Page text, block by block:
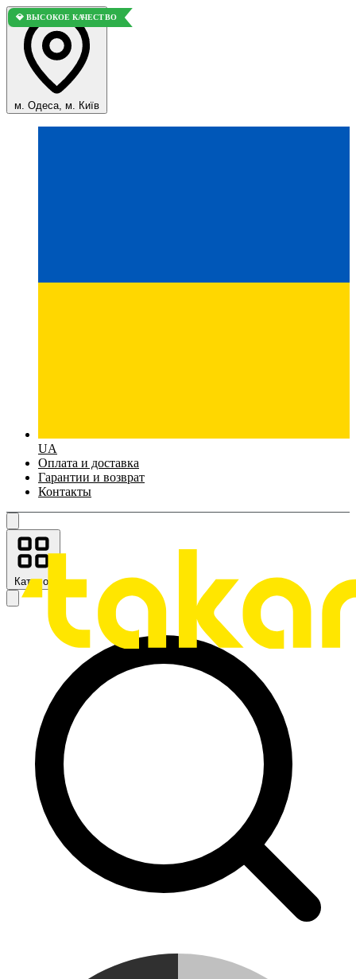
м. Одеса, м. Київ
UA
Оплата и доставка
Гарантии и возврат
Контакты
Каталог
💎 ВЫСОКОЕ КАЧЕСТВО